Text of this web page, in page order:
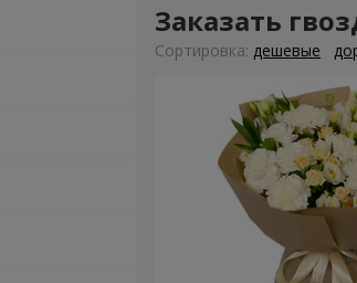
Заказать
Cортировка: дешевые